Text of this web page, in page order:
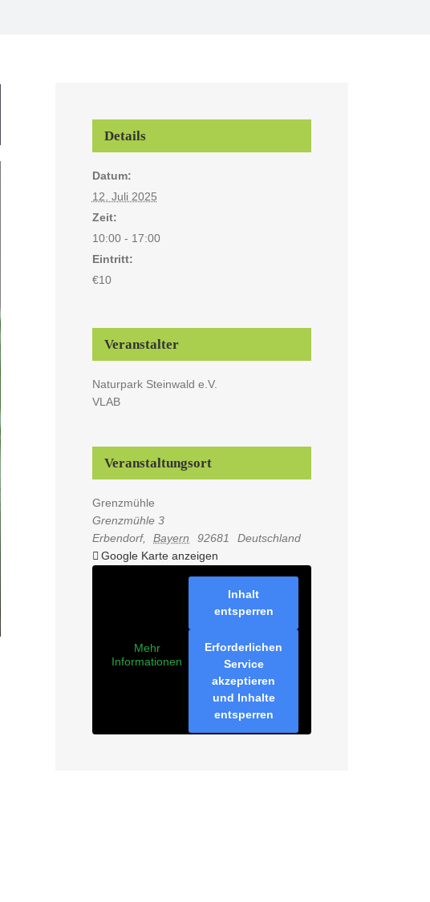
Details
Datum:
12. Juli 2025
Zeit:
10:00 - 17:00
Eintritt:
€10
Veranstalter
Naturpark Steinwald e.V.
VLAB
Veranstaltungsort
Grenzmühle
Grenzmühle 3
Erbendorf, Bayern 92681
Deutschland
Google Karte anzeigen
Mehr
Informationen
Inhalt
entsperren
Erforderlichen
Service
akzeptieren
und Inhalte
entsperren